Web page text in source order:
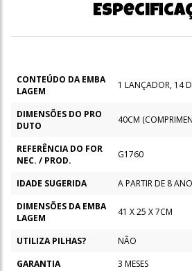
CONTEÚDO DA EMBA
LAGEM
1 LANÇADOR, 14
DIMENSÕES DO PRO
DUTO
40CM
REFERÊNCIA DO FOR
NEC. / PROD.
G1760
IDADE SUGERIDA
A PARTIR DE 8
DIMENSÕES DA EMBA
LAGEM
41 X 25 X 7CM
UTILIZA PILHAS?
NÃO
GARANTIA
3 MESES